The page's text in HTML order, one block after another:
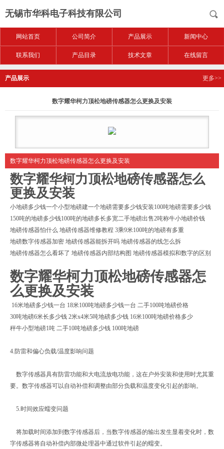
无锡市华科电子科技有限公司
网站首页 公司简介 产品展示 新闻中心
联系我们 产品目录 技术文章 在线留言
产品展示 更多>>
数字耀华柯力顶松地磅传感器怎么更换及安装
数字耀华柯力顶松地磅传感器怎么更换及安装
数字耀华柯力顶松地磅传感器怎么
更换及安装
小地磅多少钱一个小型地磅建一个地磅需要多少钱安装100吨地磅需要多少钱
150吨的地磅多少钱100吨的地磅多长多宽二手地磅出售2吨称牛小地磅价钱
地磅传感器怕什么 地磅传感器维修教程 3乘9米100吨的地磅有多重
地磅数字传感器加密 地磅传感器能拆开吗 地磅传感器的线怎么拆
地磅传感器怎么看坏了 地磅传感器内部结构图 地磅传感器模拟和数字的区别
数字耀华柯力顶松地磅传感器怎
么更换及安装
16米地磅多少钱一台 18米100吨地磅多少钱一台 二手100吨地磅价格
30吨地磅6米长多少钱 2米x4米5吨地磅多少钱 16米100吨地磅价格多少
秤牛小型地磅1吨 二手10吨地磅多少钱 100吨地磅
4.防雷和偏心负载/温度影响问题
数字传感器具有防雷功能和大电流放电功能，这在户外安装和使用时尤其重
要。数字传感器可以自动补偿和调整由部分负载和温度变化引起的影响。
5.时间效应蠕变问题
将加载时间添加到数字传感器后，当数字传感器的输出发生显着变化时，数
字传感器将自动补偿内部微处理器中通过软件引起的蠕变。